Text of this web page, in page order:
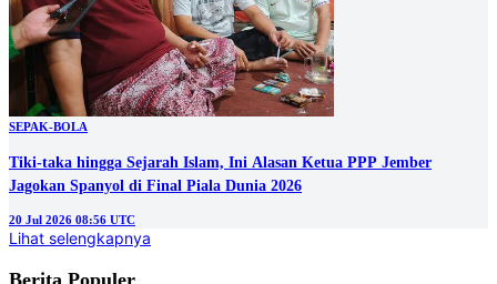
SEPAK-BOLA
Tiki-taka hingga Sejarah Islam, Ini Alasan Ketua PPP Jember
Jagokan Spanyol di Final Piala Dunia 2026
20 Jul 2026 08:56 UTC
Lihat selengkapnya